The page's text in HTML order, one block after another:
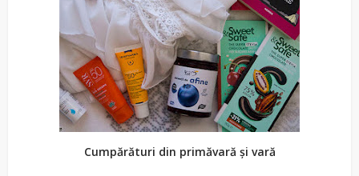
Cumpărături din primăvară și vară